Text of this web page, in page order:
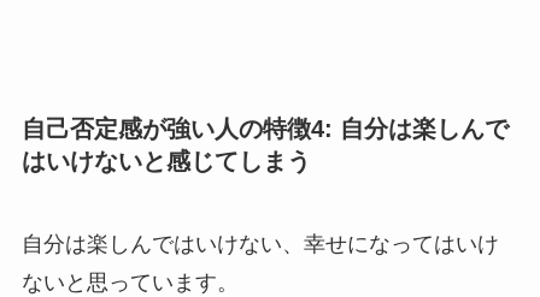
自己否定感が強い人の特徴4: 自分は楽しんで
はいけないと感じてしまう
自分は楽しんではいけない、幸せになってはいけ
ないと思っています。